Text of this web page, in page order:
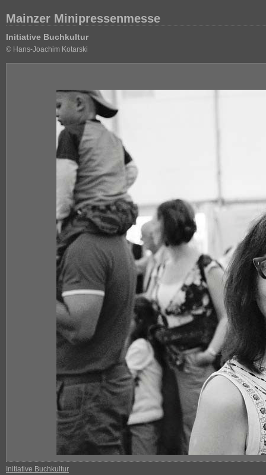
Mainzer Minipressenmesse
Initiative Buchkultur
© Hans-Joachim Kotarski
Initiative Buchkultur